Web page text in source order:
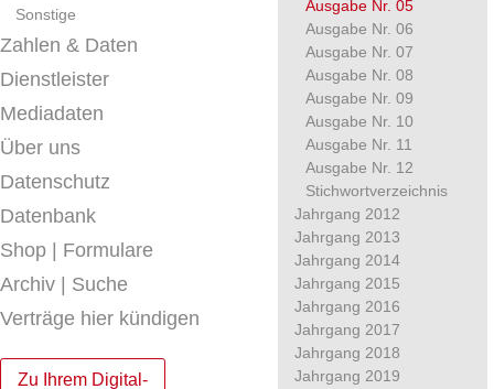
Sonstige
Zahlen & Daten
Dienstleister
Mediadaten
Über uns
Datenschutz
Datenbank
Shop | Formulare
Archiv | Suche
Verträge hier kündigen
Zu Ihrem Digital-
Ausgabe Nr. 05
Ausgabe Nr. 06
Ausgabe Nr. 07
Ausgabe Nr. 08
Ausgabe Nr. 09
Ausgabe Nr. 10
Ausgabe Nr. 11
Ausgabe Nr. 12
Stichwortverzeichnis
Jahrgang 2012
Jahrgang 2013
Jahrgang 2014
Jahrgang 2015
Jahrgang 2016
Jahrgang 2017
Jahrgang 2018
Jahrgang 2019